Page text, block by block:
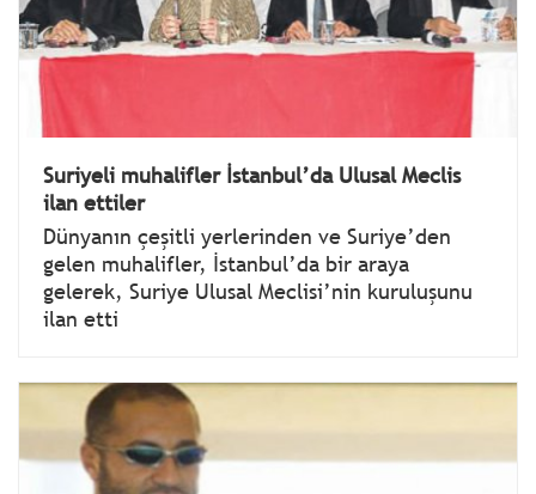
Suriyeli muhalifler İstanbul’da Ulusal Meclis
ilan ettiler
Dünyanın çeşitli yerlerinden ve Suriye’den
gelen muhalifler, İstanbul’da bir araya
gelerek, Suriye Ulusal Meclisi’nin kuruluşunu
ilan etti